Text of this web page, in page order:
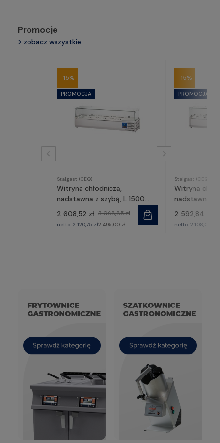
Promocje
zobacz wszystkie
Stalgast (CEQ)
Witryna chłodnicza,
nadstawna z szybą, L 1500
Stalgast
2 608,52 zł 3 068,85 zł
netto: 2 120,75 zł2 495,00 zł
-15%
Stalgast (CEQ)
Witryna
nadstawna z
2 592,84 zł
netto: 2 108,00 zł
-15%